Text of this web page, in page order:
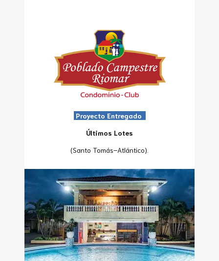
Proyecto Entregado
Últimos Lotes
(Santo Tomás–Atlántico).